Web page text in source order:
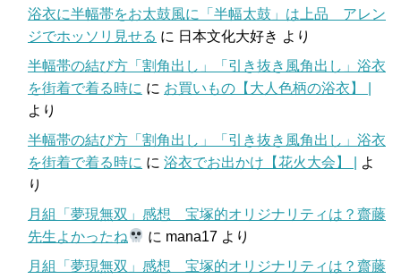
浴衣に半幅帯をお太鼓風に「半幅太鼓」は上品 アレン
ジでホッソリ見せる に 日本文化大好き より
半幅帯の結び方「割角出し」「引き抜き風角出し」浴衣
を街着で着る時に に お買いもの【大人色柄の浴衣】 |
より
半幅帯の結び方「割角出し」「引き抜き風角出し」浴衣
を街着で着る時に に 浴衣でお出かけ【花火大会】 |
よ
り
月組「夢現無双」感想 宝塚的オリジナリティは？齋藤
先生よかったね
に mana17 より
月組「夢現無双」感想 宝塚的オリジナリティは？齋藤